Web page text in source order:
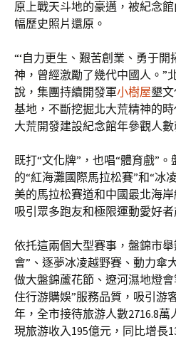
原上戰天斗地的豪邁，被紀念
幅歷史照片還原。
“‘自力更生、艱苦創業、勇于開
神，曾經激勵了幾代中國人。”
說，集團持續開發軍小樹屋墾
基地，不斷挖掘北大荒精神的
大荒開發建設紀念館年參觀人數
既打“文化牌”，也唱“體育戲”
的“紅海灘國際馬拉松賽”和“冰
美的馬拉松賽道和中國最北海
吸引眾多跑友和極限運動愛好者
依托這兩個大型賽事，盤錦市
會”、逐夢冰凌越野賽、動力傘
做大盤錦蘆花節、遼河濕地燈
住行游購娛”服務品質，吸引游
年，全市接待旅游人數2716.8萬
現旅游收入195億元，同比增長